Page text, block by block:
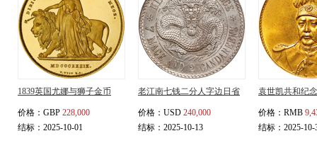
1839英国尤娜与狮子金币
价格： GBP 228,000
结标：2025-10-01
老江南七钱二分人字边日省
价格： USD 240,000
结标：2025-10-13
袁世凯共和纪
价格： RMB
结标：2025-10-